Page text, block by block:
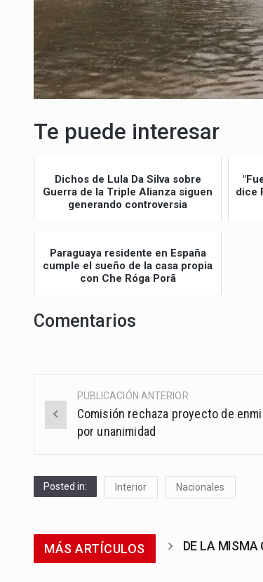
Te puede interesar
Dichos de Lula Da Silva sobre
Guerra de la Triple Alianza siguen
generando controversia
dice
Paraguaya residente en España
cumple el sueño de la casa propia
con Che Róga Porã
Comentarios
Post
navigation
PUBLICACIÓN ANTERIOR
Comisión rechaza proyecto de
por unanimidad
Posted in: Interior Nacionales
MÁS ARTÍCULOS DE LA MISMA